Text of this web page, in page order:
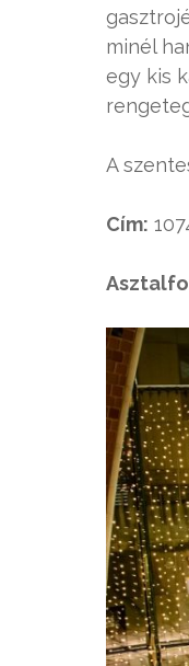
minél
egy kis
A
Cím: